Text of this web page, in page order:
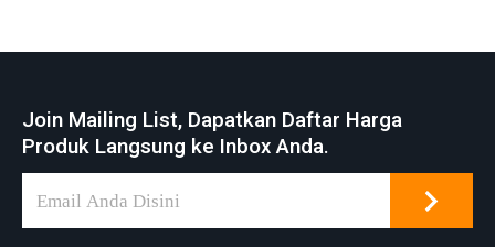
Join Mailing List, Dapatkan Daftar Harga
Produk Langsung ke Inbox Anda.